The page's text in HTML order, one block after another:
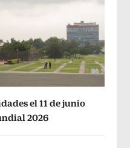
el 11 de junio
2026